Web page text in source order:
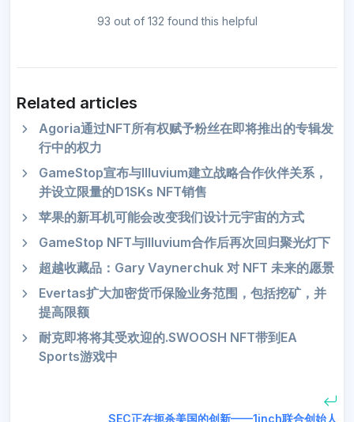
93 out of 132 found this helpful
Related articles
Agoria通过NFT所有权赋予粉丝在即将推出的专辑发
行中的权力
GameStop宣布与Illuvium建立战略合作伙伴关系，
并设立限量的D1SKs NFT销售
苹果的新耳机可能会改变我们设计元宇宙的方式
GameStop NFT与Illuvium合作后再次回归聚光灯下
超越收藏品：Gary Vaynerchuk 对 NFT 未来的愿景
Evertas扩大加密货币保险业务范围，包括挖矿，并
提高限额
耐克即将将其受欢迎的.SWOOSH NFT带到EA
Sports游戏中
SEC正在扼杀美国的创新——1inch联合创始人